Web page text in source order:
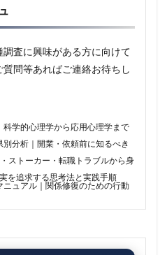
査に興味がある方に向けて
問等あればご連絡お待ちし
学的心理学から応用心理学まで
分析｜開業・依頼前に知るべき
ストーカー・転職トラブルから身
を追求する思考法と実践手順
ュアル｜関係修復のための行動